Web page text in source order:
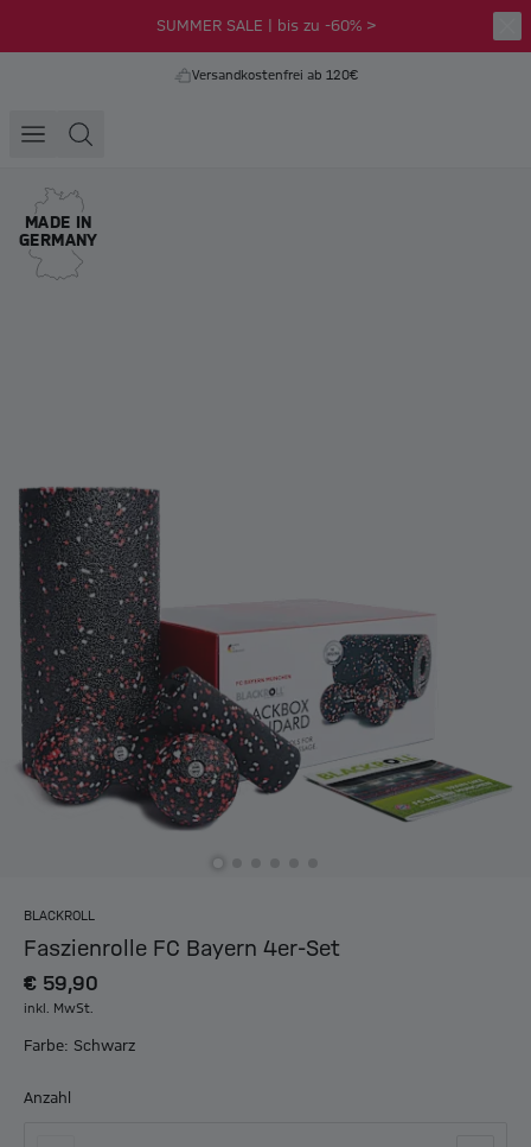
SUMMER SALE | bis zu -60% >
Versandkostenfrei ab 120€
MADE IN
GERMANY
BLACKROLL
Faszienrolle FC Bayern 4er-Set
€ 59,90
inkl. MwSt.
Farbe: Schwarz
Anzahl